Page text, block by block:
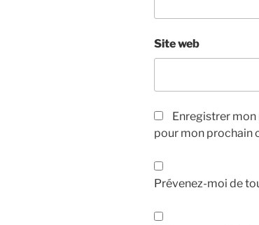
Site web
Enregistrer
pour mon prochain
Prévenez-moi de